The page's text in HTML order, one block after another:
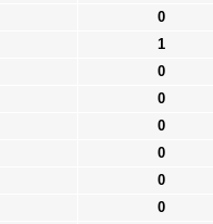
0
1
0
0
0
0
0
0